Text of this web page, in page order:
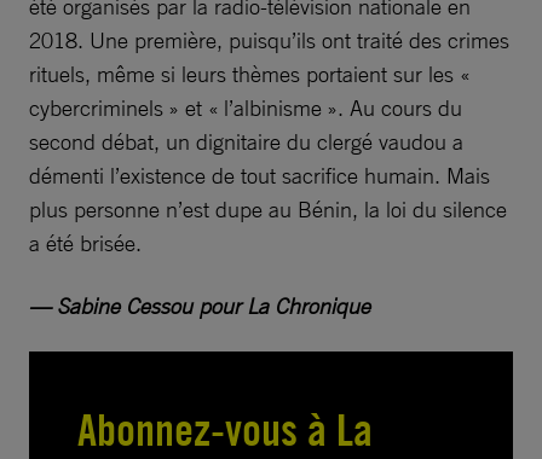
été organisés par la radio-télévision nationale en
2018. Une première, puisqu’ils ont traité des crimes
rituels, même si leurs thèmes portaient sur les «
cybercriminels » et « l’albinisme ». Au cours du
second débat, un dignitaire du clergé vaudou a
démenti l’existence de tout sacrifice humain. Mais
plus personne n’est dupe au Bénin, la loi du silence
a été brisée.
— Sabine Cessou pour La Chronique
Abonnez-vous à La